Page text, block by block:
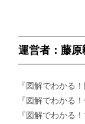
運営者：藤
『図解でわかる
『図解でわかる
『図解でわかる